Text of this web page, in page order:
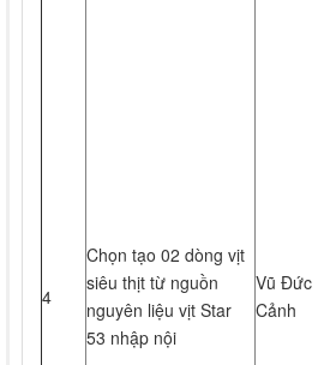
4
Chọn tạo 02 dòng vịt
siêu thịt từ nguồn
nguyên liệu vịt Star
53 nhập nội
Vũ Đức
Cảnh